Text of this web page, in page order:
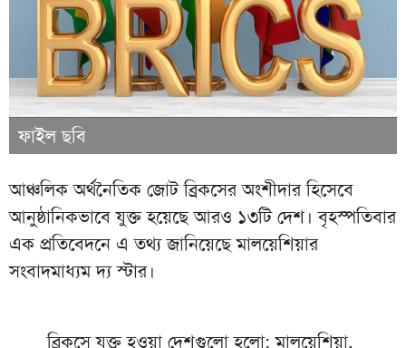
ফাইল ছবি
আঞ্চলিক অর্থনৈতিক জোট ব্রিকসের অংশীদার হিসেবে
আনুষ্ঠানিকভাবে যুক্ত হয়েছে আরও ১৩টি দেশ। বৃহস্পতিবার
এক প্রতিবেদনে এ তথ্য জানিয়েছে মালয়েশিয়ার
সংবাদমাধ্যম দ্য স্টার।
ব্রিকসে যুক্ত হওয়া দেশগুলো হলো: মালয়েশিয়া,